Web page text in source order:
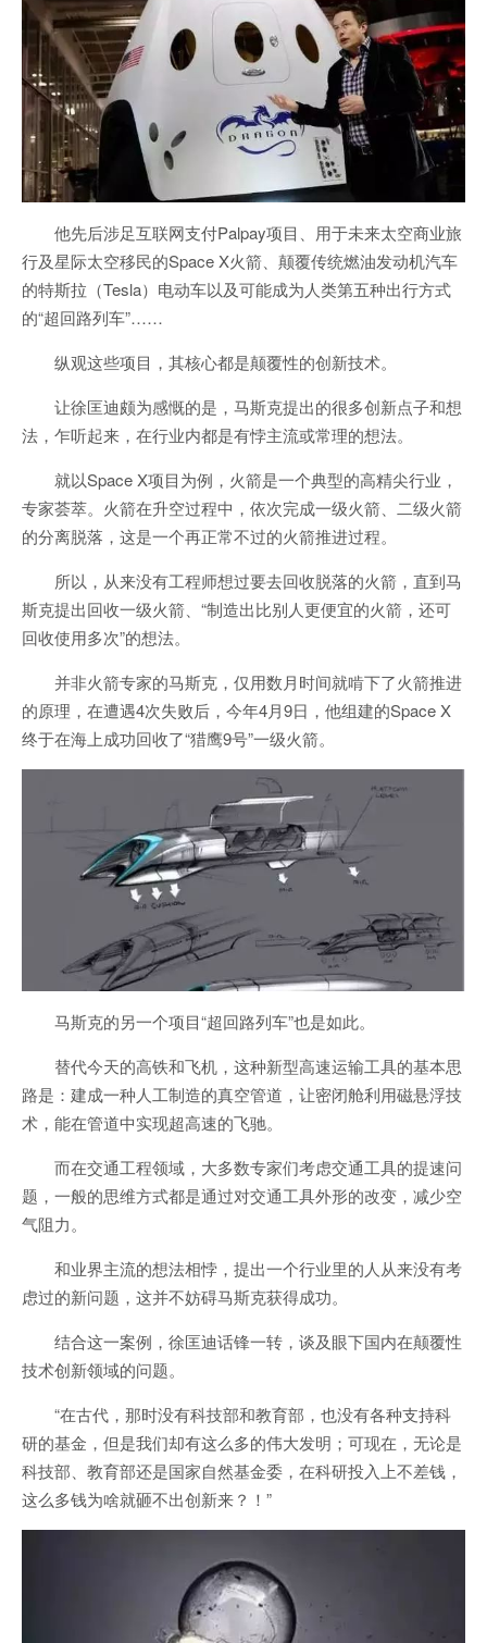
他先后涉足互联网支付Palpay项目、用于未来太空商业旅
行及星际太空移民的Space X火箭、颠覆传统燃油发动机汽车
的特斯拉（Tesla）电动车以及可能成为人类第五种出行方式
的“超回路列车”……
纵观这些项目，其核心都是颠覆性的创新技术。
让徐匡迪颇为感慨的是，马斯克提出的很多创新点子和想
法，乍听起来，在行业内都是有悖主流或常理的想法。
就以Space X项目为例，火箭是一个典型的高精尖行业，
专家荟萃。火箭在升空过程中，依次完成一级火箭、二级火箭
的分离脱落，这是一个再正常不过的火箭推进过程。
所以，从来没有工程师想过要去回收脱落的火箭，直到马
斯克提出回收一级火箭、“制造出比别人更便宜的火箭，还可
回收使用多次”的想法。
并非火箭专家的马斯克，仅用数月时间就啃下了火箭推进
的原理，在遭遇4次失败后，今年4月9日，他组建的Space X
终于在海上成功回收了“猎鹰9号”一级火箭。
马斯克的另一个项目“超回路列车”也是如此。
替代今天的高铁和飞机，这种新型高速运输工具的基本思
路是：建成一种人工制造的真空管道，让密闭舱利用磁悬浮技
术，能在管道中实现超高速的飞驰。
而在交通工程领域，大多数专家们考虑交通工具的提速问
题，一般的思维方式都是通过对交通工具外形的改变，减少空
气阻力。
和业界主流的想法相悖，提出一个行业里的人从来没有考
虑过的新问题，这并不妨碍马斯克获得成功。
结合这一案例，徐匡迪话锋一转，谈及眼下国内在颠覆性
技术创新领域的问题。
“在古代，那时没有科技部和教育部，也没有各种支持科
研的基金，但是我们却有这么多的伟大发明；可现在，无论是
科技部、教育部还是国家自然基金委，在科研投入上不差钱，
这么多钱为啥就砸不出创新来？！”